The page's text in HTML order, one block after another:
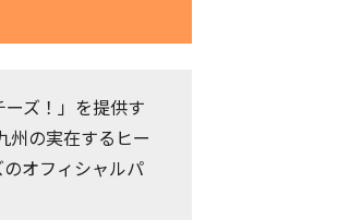
ズ！」を提供す
州の実在するヒー
オフィシャルパ